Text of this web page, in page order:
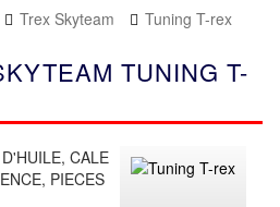
Trex Skyteam Tuning T-rex
TUNING T-
CALE
PIECES